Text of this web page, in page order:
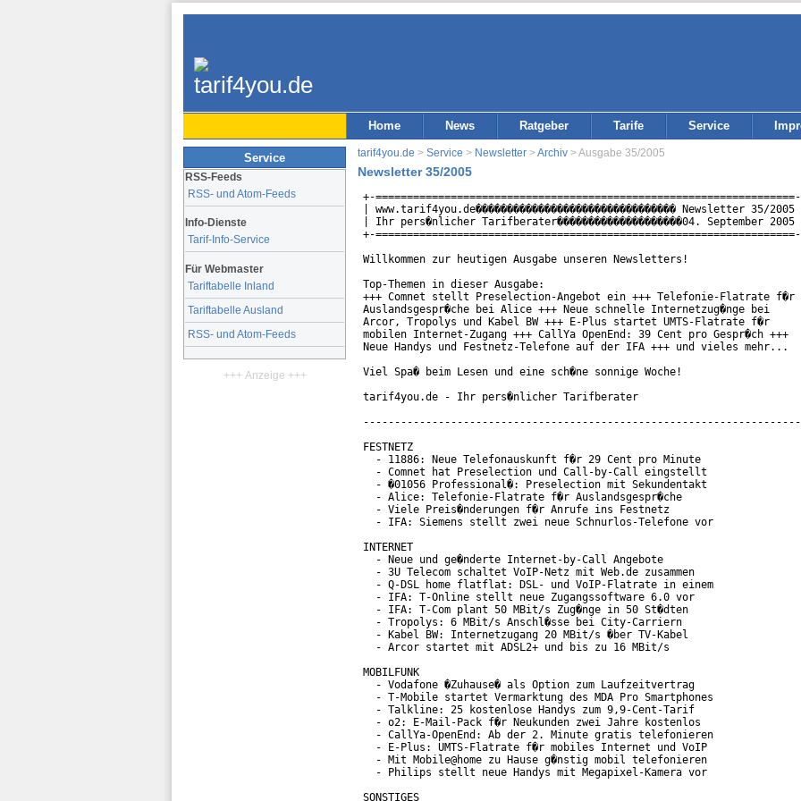
Home News Ratgeber Tarife Service
Service
RSS-Feeds
RSS- und Atom-Feeds
Info-Dienste
Tarif-Info-Service
Für Webmaster
Tariftabelle Inland
Tariftabelle Ausland
RSS- und Atom-Feeds
+++ Anzeige +++
tarif4you.de > Service > Newsletter > Archiv > Ausgabe 35/2005
Newsletter 35/2005
+-
| www.tarif4you.de�������������������������������� Newsletter 35/
| Ihr pers�nlicher Tarifberater��������������������04. September
+-
Willkommen zur heutigen Ausgabe unseren Newsletters!
Top-Themen in dieser Ausgabe:
+++ Comnet stellt Preselection-Angebot ein +++ Telefonie-Flatrate f�r
Auslandsgespr�che bei Alice +++ Neue schnelle Internetzug�nge bei
Arcor, Tropolys und Kabel BW +++ E-Plus startet UMTS-Flatrate f�r
mobilen Internet-Zugang +++ CallYa OpenEnd: 39 Cent pro Gespr�ch +++
Neue Handys und Festnetz-Telefone auf der IFA +++ und vieles mehr...
Viel Spa� beim Lesen und eine sch�ne sonnige Woche!
tarif4you.de - Ihr pers�nlicher Tarifberater
FESTNETZ
  - 11886: Neue Telefonauskunft f�r 29 Cent pro Minute
  - Comnet hat Preselection und Call-by-Call eingstellt
  - �01056 Professional�: Preselection mit Sekundentakt
  - Alice: Telefonie-Flatrate f�r Auslandsgespr�che
  - Viele Preis�nderungen f�r Anrufe ins Festnetz
  - IFA: Siemens stellt zwei neue Schnurlos-Telefone vor
INTERNET
  - Neue und ge�nderte Internet-by-Call Angebote
  - 3U Telecom schaltet VoIP-Netz mit Web.de zusammen
  - Q-DSL home flatflat: DSL- und VoIP-Flatrate in einem
  - IFA: T-Online stellt neue Zugangssoftware 6.0 vor
  - IFA: T-Com plant 50 MBit/s Zug�nge in 50 St�dten
  - Tropolys: 6 MBit/s Anschl�sse bei City-Carriern
  - Kabel BW: Internetzugang 20 MBit/s �ber TV-Kabel
  - Arcor startet mit ADSL2+ und bis zu 16 MBit/s
MOBILFUNK
  - Vodafone �Zuhause� als Option zum Laufzeitvertrag
  - T-Mobile startet Vermarktung des MDA Pro Smartphones
  - Talkline: 25 kostenlose Handys zum 9,9-Cent-Tarif
  - o2: E-Mail-Pack f�r Neukunden zwei Jahre kostenlos
  - CallYa-OpenEnd: Ab der 2. Minute gratis telefonieren
  - E-Plus: UMTS-Flatrate f�r mobiles Internet und VoIP
  - Mit Mobile@home zu Hause g�nstig mobil telefonieren
  - Philips stellt neue Handys mit Megapixel-Kamera vor
SONSTIGES